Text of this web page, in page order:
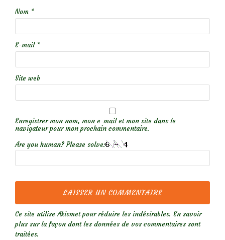
Nom *
E-mail *
Site web
Enregistrer mon nom, mon e-mail et mon site dans le
navigateur pour mon prochain commentaire.
Are you human? Please solve:
Ce site utilise Akismet pour réduire les indésirables. En savoir
plus sur la façon dont les données de vos commentaires sont
traitées.